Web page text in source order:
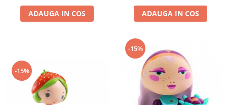
ADAUGA IN COS ADAUGA IN COS
-15%
-15%